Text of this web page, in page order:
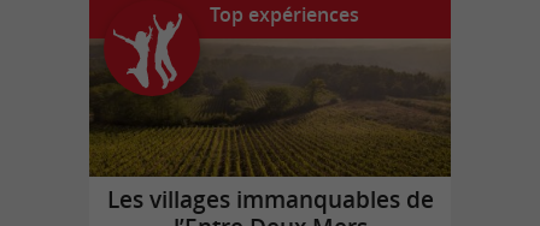
Top expériences
Les villages immanquables de